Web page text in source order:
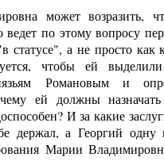
может возразить,
ведет по этому вопросу
статусе", а не просто
чтобы ей
Романовым и
ей должны
И за какие
держал, а Георгий одну
Марии